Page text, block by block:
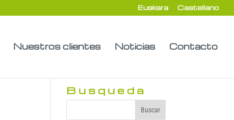
Euskara Castellano
Nuestros clientes Noticias Contacto
Busqueda